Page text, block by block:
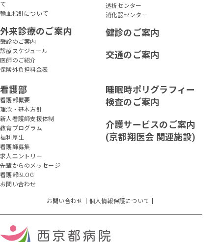
て
輸血指針について
外来診療のご案内
受診のご案内
診療スケジュール
医師のご紹介
保険外負担料金表
透析センター
消化器センター
健診のご案内
交通のご案内
看護部
看護部概要
理念・基本方針
新人看護師支援体制
教育プログラム
福利厚生
看護師募集
求人エントリー
先輩からのメッセージ
看護部BLOG
お問い合わせ
睡眠時ポリグラフィー
検査のご案内
介護サービスのご案内
(京都翔医会 関連施設)
お問い合わせ 個人情報保護について